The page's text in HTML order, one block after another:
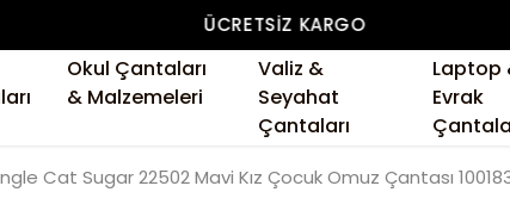
ÜCRETSIZ KARGO
Okul Çantaları
& Malzemeleri
Valiz &
Seyahat
Çantaları
Laptop
Evrak
Cat Sugar 22502 Mavi Kız Çocuk Omuz Çantası